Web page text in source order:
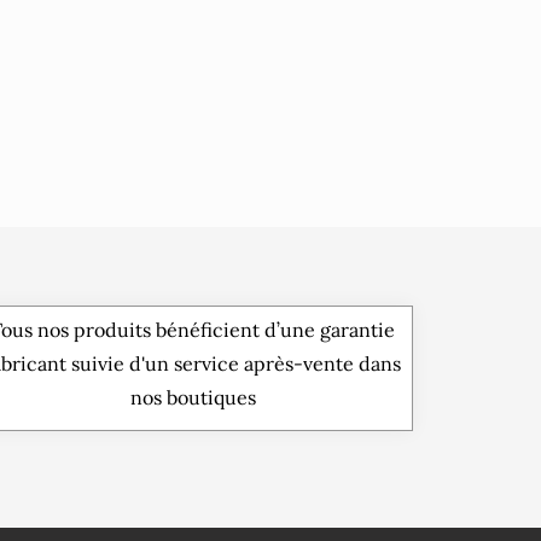
nos produits bénéficient d’une garantie
suivie d'un service après-vente dans
nos boutiques